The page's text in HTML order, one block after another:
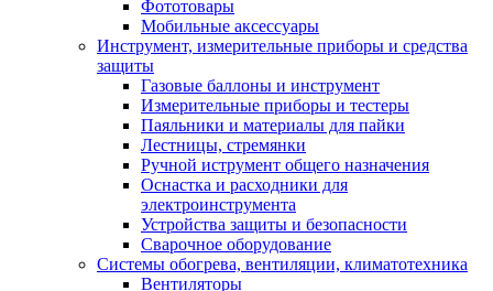
Фототовары
Мобильные аксессуары
Инструмент, измерительные приборы и средства
защиты
Газовые баллоны и инструмент
Измерительные приборы и тестеры
Паяльники и материалы для пайки
Лестницы, стремянки
Ручной иструмент общего назначения
Оснастка и расходники для
электроинструмента
Устройства защиты и безопасности
Сварочное оборудование
Системы обогрева, вентиляции, климатотехника
Вентиляторы